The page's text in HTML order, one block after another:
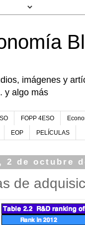
imágenes y
y algo más
FOPP 4ESO
EOP PELÍCULAS
2 de octubre
de